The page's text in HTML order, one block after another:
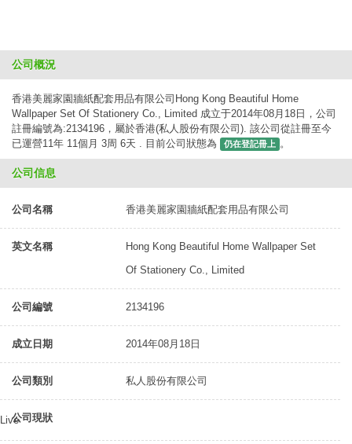
公司概況
香港美麗家園牆紙配套用品有限公司Hong Kong Beautiful Home
Wallpaper Set Of Stationery Co., Limited 成立于2014年08月18日，公司
註冊編號為:2134196，屬於香港(私人股份有限公司). 該公司從註冊至今
已運營11年 11個月 3周 6天 . 目前公司狀態為
仍在登記冊上 。
公司信息
公司名稱 香港美麗家園牆紙配套用品有限公司
英文名稱
Hong Kong Beautiful Home Wallpaper Set
Of Stationery Co., Limited
公司編號 2134196
成立日期 2014年08月18日
公司類別 私人股份有限公司
公司現狀
Live